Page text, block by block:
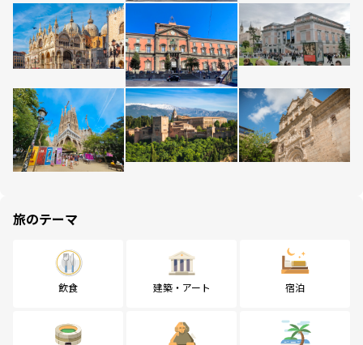
旅のテーマ
飲食 建築・アート 宿泊